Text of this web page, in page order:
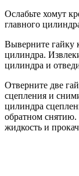
Ослабьте хомут
главного
Выверните гайку
цилиндра.
цилиндра и
Отверните две
сцепления и
цилиндра
обратном снятию.
жидкость и